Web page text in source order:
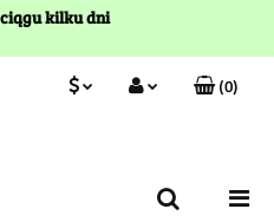
kilku dni
(0)